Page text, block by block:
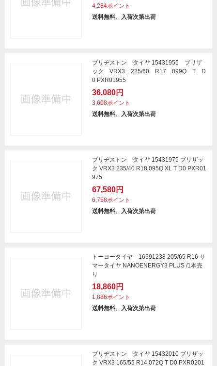
4,284ポイント
送料無料、入荷次第出荷
ブリヂストン タイヤ 15431955 ブリザ
ック VRX3 225/60 R17 099Q T D
0 PXR01955
36,080円
3,608ポイント
送料無料、入荷次第出荷
ブリヂストン タイヤ 15431975 ブリザッ
ク VRX3 235/40 R18 095Q XL T D0 PXR01
975
67,580円
6,758ポイント
送料無料、入荷次第出荷
トーヨータイヤ 16591238 205/65 R16 サ
マータイヤ NANOENERGY3 PLUS /1本売
り
18,860円
1,886ポイント
送料無料、入荷次第出荷
ブリヂストン タイヤ 15432010 ブリザッ
ク VRX3 165/55 R14 072Q T D0 PXR0201